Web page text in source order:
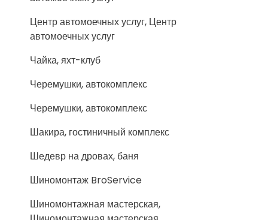
Центр автомоечных услуг, Центр
автомоечных услуг
Чайка, яхт-клуб
Черемушки, автокомплекс
Черемушки, автокомплекс
Шакира, гостиничный комплекс
Шедевр на дровах, баня
Шиномонтаж BroService
Шиномонтажная мастерская,